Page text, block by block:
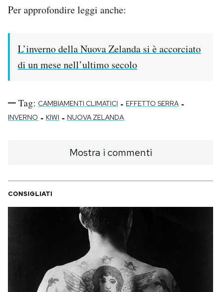
Per approfondire leggi anche:
L’inverno della Nuova Zelanda si è accorciato
di un mese nell’ultimo secolo
Tag: CAMBIAMENTI CLIMATICI - EFFETTO SERRA -
INVERNO - KIWI - NUOVA ZELANDA
Mostra i commenti
CONSIGLIATI